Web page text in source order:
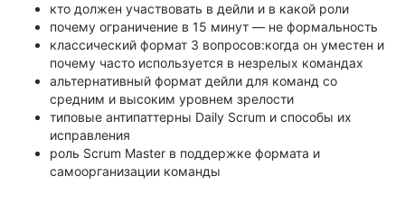
кто должен участвовать в дейли и в какой роли
почему ограничение в 15 минут — не формальность
классический формат 3 вопросов:когда он уместен и
почему часто используется в незрелых командах
альтернативный формат дейли для команд со
средним и высоким уровнем зрелости
типовые антипаттерны Daily Scrum и способы их
исправления
роль Scrum Master в поддержке формата и
самоорганизации команды